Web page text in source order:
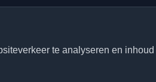
te analyseren en